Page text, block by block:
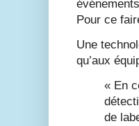
Pour ce
Une
qu’aux
« En
de